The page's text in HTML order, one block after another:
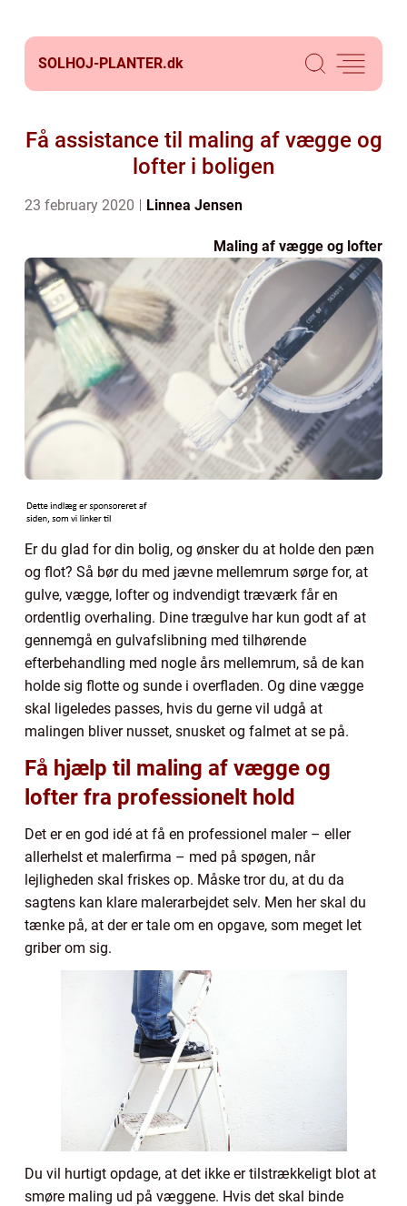
SOLHOJ-PLANTER.dk
Få assistance til maling af vægge og
lofter i boligen
23 february 2020 Linnea Jensen
Maling af vægge og lofter
Er du glad for din bolig, og ønsker du at holde den pæn
og flot? Så bør du med jævne mellemrum sørge for, at
gulve, vægge, lofter og indvendigt træværk får en
ordentlig overhaling. Dine trægulve har kun godt af at
gennemgå en gulvafslibning med tilhørende
efterbehandling med nogle års mellemrum, så de kan
holde sig flotte og sunde i overfladen. Og dine vægge
skal ligeledes passes, hvis du gerne vil udgå at
malingen bliver nusset, snusket og falmet at se på.
Få hjælp til maling af vægge og
lofter fra professionelt hold
Det er en god idé at få en professionel maler – eller
allerhelst et malerfirma – med på spøgen, når
lejligheden skal friskes op. Måske tror du, at du da
sagtens kan klare malerarbejdet selv. Men her skal du
tænke på, at der er tale om en opgave, som meget let
griber om sig.
Du vil hurtigt opdage, at det ikke er tilstrækkeligt blot at
smøre maling ud på væggene. Hvis det skal binde